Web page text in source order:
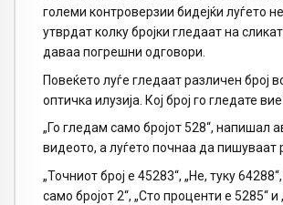
големи контроверзии бидејќи луѓето
утврдат колку бројки гледаат на
даваа погрешни одговори.
Повеќето луѓе гледаат различен број
оптичка илузија. Кој број го гледате
„Го гледам само бројот 528“, напишал
видеото, а луѓето почнаа да пишуваат
„Точниот број е 45283“, „Не, туку
само бројот 2“, „Сто проценти е 5285“